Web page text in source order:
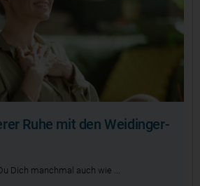
Ruhe mit den Weidinger-
Dich manchmal auch wie